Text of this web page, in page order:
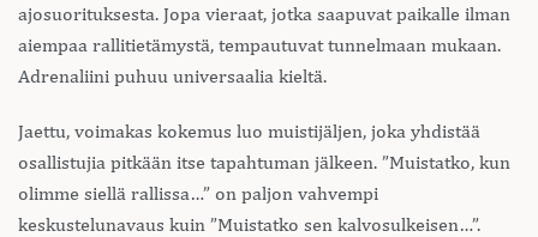
ajosuorituksesta. Jopa vieraat, jotka saapuvat paikalle ilman
aiempaa rallitietämystä, tempautuvat tunnelmaan mukaan.
Adrenaliini puhuu universaalia kieltä.
Jaettu, voimakas kokemus luo muistijäljen, joka yhdistää
osallistujia pitkään itse tapahtuman jälkeen. ”Muistatko, kun
olimme siellä rallissa…” on paljon vahvempi
keskustelunavaus kuin ”Muistatko sen kalvosulkeisen…”.